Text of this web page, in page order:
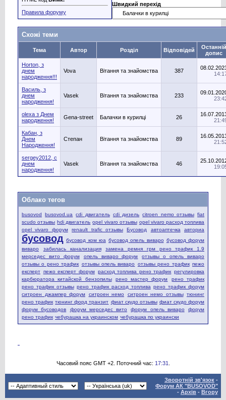
Правила форуму
Швидкий перехід
Схожі теми
Тема Автор Розділ Відповідей
Останній
допис
Horton, з
днем
народження!!!
Vova Вітання та знайомства 387
Василь, з
днем
народження!
Vasek Вітання та знайомства 233
olexa з Днем
народження!
Gena-street Балачки в курилці 26
Кабан, з
Днем
Народження!
Степан Вітання та знайомства 89
sergey2012, с
днем
народження!
Vasek Вітання та знайомства 46
Облако тегов
busovod busovod.ua cdi двигатель cdi дизель citroen nemo отзывы fiat
scudo отзывы hdi двигатель opel vivaro отзывы opel vivaro расход топлива
opel vivaro форум
renault trafic отзывы Бусовод автоаптечка авториа
бусовод бусовод ком юа бусовод опель виваро бусовод форум
виваро
забилась канализация
замена ремня грм рено трафик 1.9
мерседес вито форум
опель виваро форум
отзывы о опель виваро
отзывы о рено трафик отзывы опель виваро отзывы рено трафик пежо
експерт пежо експерт форум расход топлива рено трафик регулировка
карбюратора китайской бензопилы
рено мастер форум
рено трафик
рено трафик отзывы рено трафик расход топлива рено трафик форум
ситроен джампер форум
ситроен немо ситроен немо отзывы тюнинг
рено трафик тюнинг форд транзит фиат скудо отзывы фиат скудо форум
форум бусоводов
форум мерседес вито форум опель виваро
форум
рено трафик чебурашка на украинском чебурашка по украински
Часовий пояс GMT +2. Поточний час: 17:31
Зворотній зв'язок -
Форум АК "BUSOVOD"
- Архів - Вгору